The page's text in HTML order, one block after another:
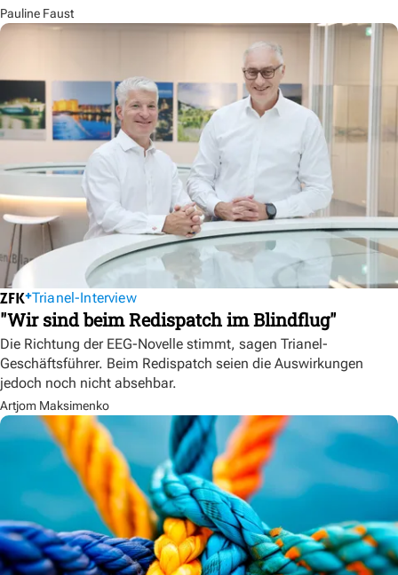
Pauline Faust
Trianel-Interview
"Wir sind beim Redispatch im Blindflug"
Die Richtung der EEG-Novelle stimmt, sagen Trianel-
Geschäftsführer. Beim Redispatch seien die Auswirkungen
jedoch noch nicht absehbar.
Artjom Maksimenko